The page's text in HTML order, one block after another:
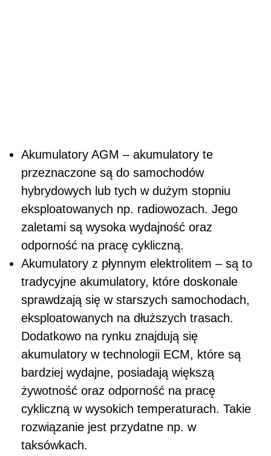
Akumulatory AGM – akumulatory te
przeznaczone są do samochodów
hybrydowych lub tych w dużym stopniu
eksploatowanych np. radiowozach. Jego
zaletami są wysoka wydajność oraz
odporność na pracę cykliczną.
Akumulatory z płynnym elektrolitem – są to
tradycyjne akumulatory, które doskonale
sprawdzają się w starszych samochodach,
eksploatowanych na dłuższych trasach.
Dodatkowo na rynku znajdują się
akumulatory w technologii ECM, które są
bardziej wydajne, posiadają większą
żywotność oraz odporność na pracę
cykliczną w wysokich temperaturach. Takie
rozwiązanie jest przydatne np. w
taksówkach.